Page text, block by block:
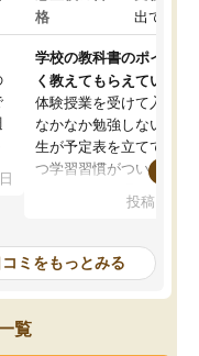
格
出ていな
学校の教科書のポイント
く教えてもらえている
体験授業を受けて入塾し
なかなか勉強しない息子
生が予定表を立ててくれ
つ学習習慣がついてきま
指導が無い日も予定表
問できるのでとても助か
投稿日：
ミをもっとみる
覧